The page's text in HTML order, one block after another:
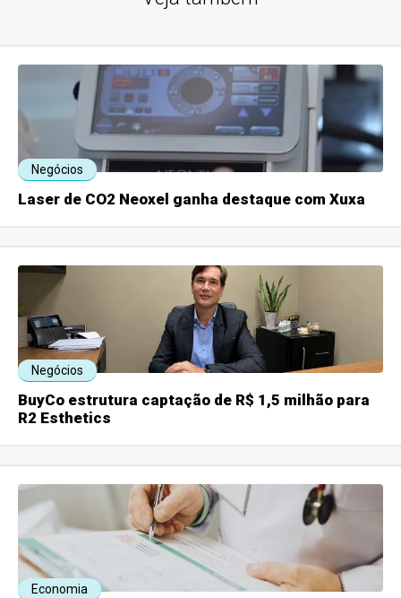
Negócios
Laser de CO2 Neoxel ganha destaque com Xuxa
Negócios
BuyCo estrutura captação de R$ 1,5 milhão para
R2 Esthetics
Economia